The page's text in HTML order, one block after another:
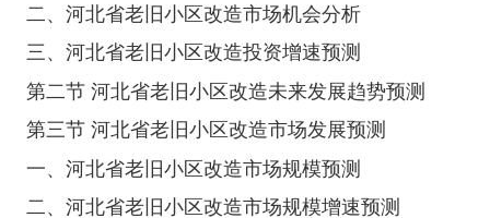
二、河北省老旧小区改造市场机会分析
三、河北省老旧小区改造投资增速预测
第二节 河北省老旧小区改造未来发展趋势预测
第三节 河北省老旧小区改造市场发展预测
一、河北省老旧小区改造市场规模预测
二、河北省老旧小区改造市场规模增速预测